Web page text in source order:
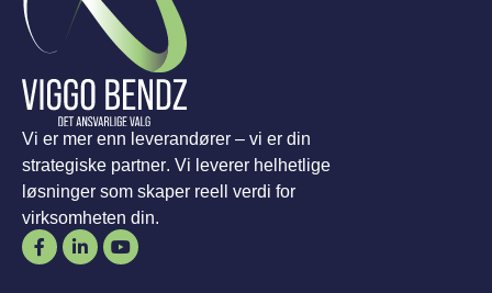
Vi er mer enn leverandører – vi er din
strategiske partner. Vi leverer helhetlige
løsninger som skaper reell verdi for
virksomheten din.